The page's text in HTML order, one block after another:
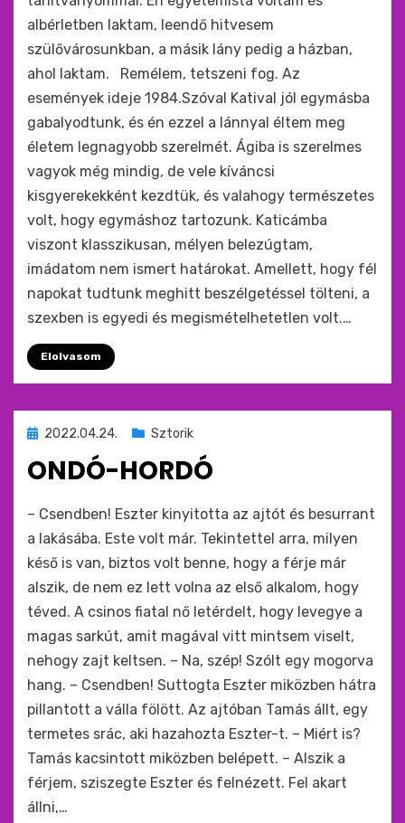
albérletben laktam, leendő hitvesem
szülővárosunkban, a másik lány pedig a házban,
ahol laktam. Remélem, tetszeni fog. Az
események ideje 1984.Szóval Katival jól egymásba
gabalyodtunk, és én ezzel a lánnyal éltem meg
életem legnagyobb szerelmét. Ágiba is szerelmes
vagyok még mindig, de vele kíváncsi
kisgyerekekként kezdtük, és valahogy természetes
volt, hogy egymáshoz tartozunk. Katicámba
viszont klasszikusan, mélyen belezúgtam,
imádatom nem ismert határokat. Amellett, hogy fél
napokat tudtunk meghitt beszélgetéssel tölteni, a
szexben is egyedi és megismételhetetlen volt.…
Elolvasom
Beküldve
:
2022.04.24. Sztorik
ONDÓ-HORDÓ
by monkey
– Csendben! Eszter kinyitotta az ajtót és besurrant
a lakásába. Este volt már. Tekintettel arra, milyen
késő is van, biztos volt benne, hogy a férje már
alszik, de nem ez lett volna az első alkalom, hogy
téved. A csinos fiatal nő letérdelt, hogy levegye a
magas sarkút, amit magával vitt mintsem viselt,
nehogy zajt keltsen. – Na, szép! Szólt egy mogorva
hang. – Csendben! Suttogta Eszter miközben hátra
pillantott a válla fölött. Az ajtóban Tamás állt, egy
termetes srác, aki hazahozta Eszter-t. – Miért is?
Tamás kacsintott miközben belépett. – Alszik a
férjem, sziszegte Eszter és felnézett. Fel akart
állni,…